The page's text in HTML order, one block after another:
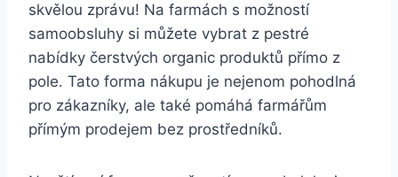
skvělou‌ zprávu! ⁤Na farmách‌ s možností
samoobsluhy si můžete vybrat z pestré
nabídky‍ čerstvých ⁢organic produktů přímo z
pole. Tato ‌forma nákupu je nejenom pohodlná
pro ​zákazníky, ale také pomáhá farmářům
přímým⁤ prodejem bez prostředníků.